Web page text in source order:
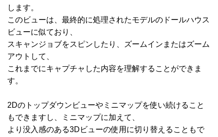
します。
このビューは、最終的に処理されたモデルのドールハウス
ビューに似ており、
スキャンジョブをスピンしたり、
ズームインまたはズーム
アウトして、
これまでにキャプチャした内容を理解することができま
す。
2Dのトップダウンビューやミニマップを使い続けること
もできますし、ミニマップに加えて、
より没入感のある3Dビューの使用に切り替えることもで